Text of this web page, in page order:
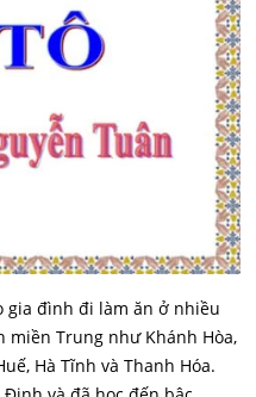
gia đình đi làm ăn ở nhiều
Trung như Khánh Hòa,
Hà Tĩnh và Thanh Hóa.